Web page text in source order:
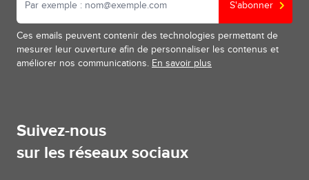
S'abonner
Ces emails peuvent contenir des technologies permettant de
mesurer leur ouverture afin de personnaliser les contenus et
améliorer nos communications. En savoir plus
Suivez-nous
sur les réseaux sociaux